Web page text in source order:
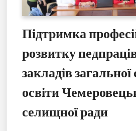
Підтримка
розвитку
закладів загальної
освіти
селищної ради